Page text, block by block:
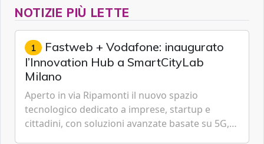
NOTIZIE PIÙ LETTE
1 Fastweb + Vodafone: inaugurato
l’Innovation Hub a SmartCityLab
Milano
Aperto in via Ripamonti il nuovo spazio
tecnologico dedicato a imprese, startup e
cittadini, con soluzioni avanzate basate su 5G,